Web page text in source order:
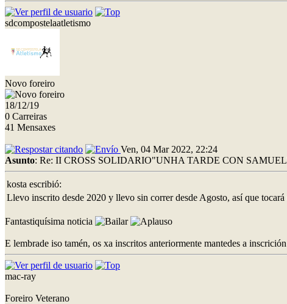
sdcompostelaatletismo
Novo foreiro
18/12/19
0 Carreiras
41 Mensaxes
Ven, 04 Mar 2022, 22:24
Asunto: Re: II CROSS SOLIDARIO"UNHA TARDE CON
kosta escribió:
Llevo inscrito desde 2020 y llevo sin correr desde Agosto, así que
Fantastiquísima noticia
E lembrade iso tamén, os xa inscritos anteriormente mantedes a
mac-ray
Foreiro Veterano